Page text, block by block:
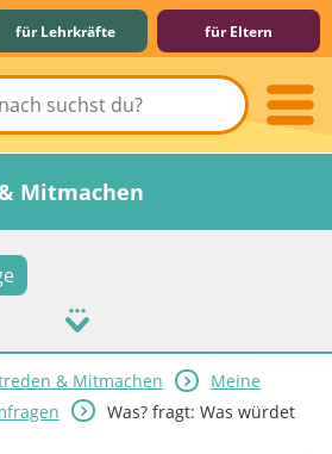
für Lehrkräfte für Eltern
Mitmachen
& Mitmachen
Meine
Was? fragt: Was würdet